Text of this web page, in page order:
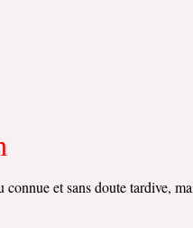
connue et sans doute tardive,